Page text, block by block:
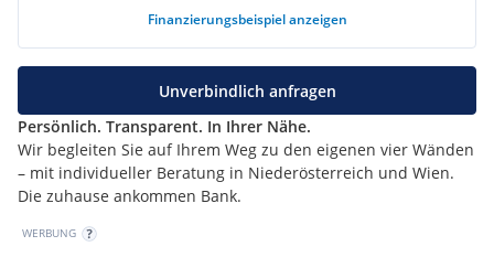
Finanzierungsbeispiel anzeigen
Persönlich. Transparent. In Ihrer Nähe.
Wir begleiten Sie auf Ihrem Weg zu den eigenen vier Wänden
– mit individueller Beratung in Niederösterreich und Wien.
Die zuhause ankommen Bank.
Unverbindlich anfragen
WERBUNG